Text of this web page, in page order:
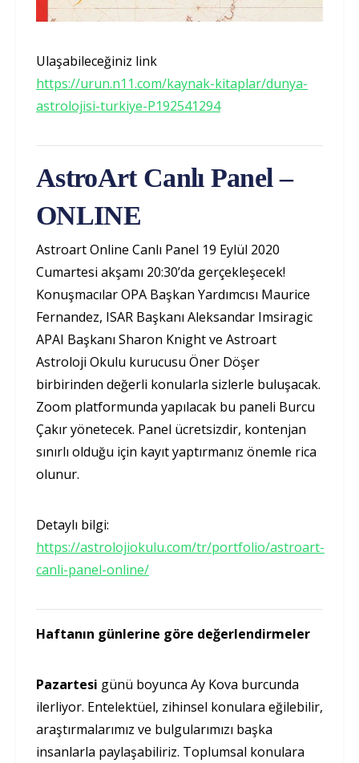
Ulaşabileceğiniz link
https://urun.n11.com/kaynak-kitaplar/dunya-
astrolojisi-turkiye-P192541294
AstroArt Canlı Panel –
ONLINE
Astroart Online Canlı Panel 19 Eylül 2020
Cumartesi akşamı 20:30’da gerçekleşecek!
Konuşmacılar OPA Başkan Yardımcısı Maurice
Fernandez, ISAR Başkanı Aleksandar Imsiragic
APAI Başkanı Sharon Knight ve Astroart
Astroloji Okulu kurucusu Öner Döşer
birbirinden değerli konularla sizlerle buluşacak.
Zoom platformunda yapılacak bu paneli Burcu
Çakır yönetecek. Panel ücretsizdir, kontenjan
sınırlı olduğu için kayıt yaptırmanız önemle rica
olunur.
Detaylı bilgi:
https://astrolojiokulu.com/tr/portfolio/astroart-
canli-panel-online/
Haftanın günlerine göre değerlendirmeler
Pazartesi günü boyunca Ay Kova burcunda
ilerliyor. Entelektüel, zihinsel konulara eğilebilir,
araştırmalarımız ve bulgularımızı başka
insanlarla paylaşabiliriz. Toplumsal konulara